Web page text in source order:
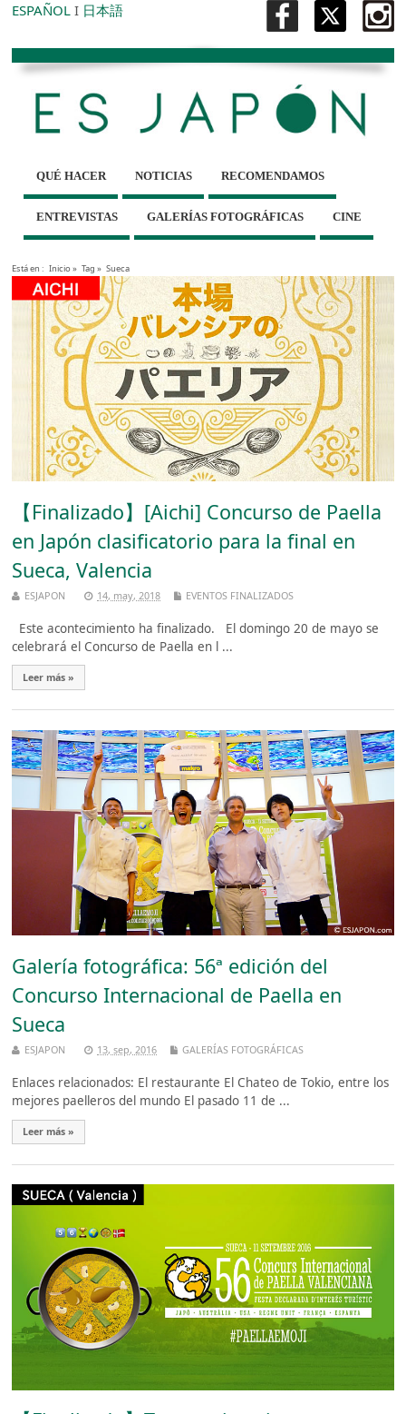
ESPAÑOL I 日本語
QUÉ HACER NOTICIAS RECOMENDAMOS
ENTREVISTAS GALERÍAS FOTOGRÁFICAS CINE
Está en : Inicio» Tag » Sueca
【Finalizado】[Aichi] Concurso de Paella
en Japón clasificatorio para la final en
Sueca, Valencia
ESJAPON 14, may, 2018 EVENTOS FINALIZADOS
Este acontecimiento ha finalizado. El domingo 20 de mayo se
celebrará el Concurso de Paella en l ...
Leer más »
Galería fotográfica: 56ª edición del
Concurso Internacional de Paella en
Sueca
ESJAPON 13, sep, 2016 GALERÍAS FOTOGRÁFICAS
Enlaces relacionados: El restaurante El Chateo de Tokio, entre los
mejores paelleros del mundo El pasado 11 de ...
Leer más »